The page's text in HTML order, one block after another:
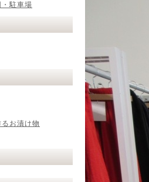
駐車場
お漬け物